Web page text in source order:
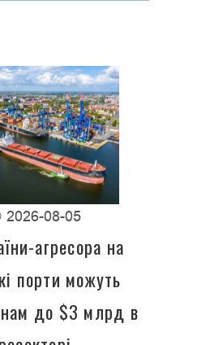
2026-08-05
агресора на
порти можуть
до $3 млрд в